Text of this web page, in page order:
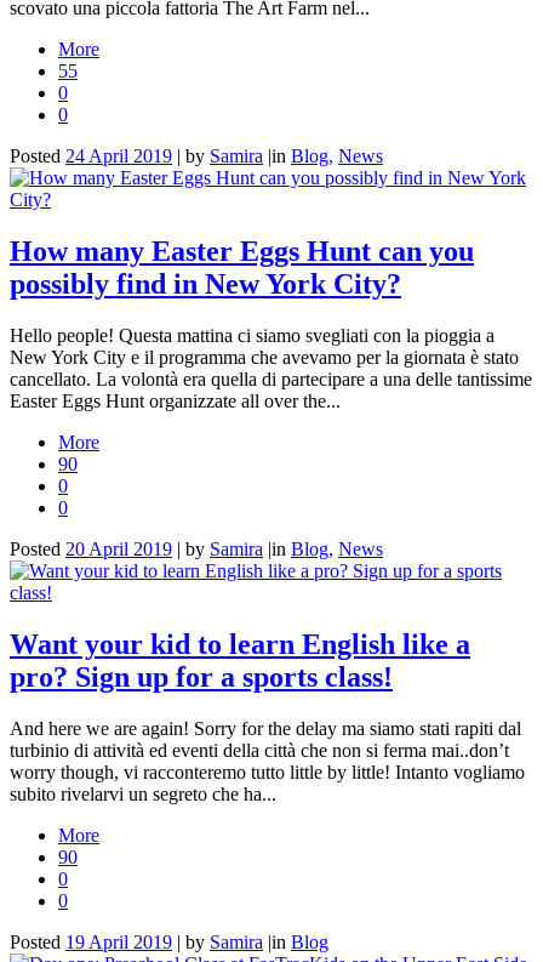
scovato una piccola fattoria The Art Farm nel...
More
55
0
0
Posted 24 April 2019 | by Samira |in Blog, News
How many Easter Eggs Hunt can you
possibly find in New York City?
Hello people! Questa mattina ci siamo svegliati con la pioggia a
New York City e il programma che avevamo per la giornata è stato
cancellato. La volontà era quella di partecipare a una delle tantissime
Easter Eggs Hunt organizzate all over the...
More
90
0
0
Posted 20 April 2019 | by Samira |in Blog, News
Want your kid to learn English like a
pro? Sign up for a sports class!
And here we are again! Sorry for the delay ma siamo stati rapiti dal
turbinio di attività ed eventi della città che non si ferma mai..don’t
worry though, vi racconteremo tutto little by little! Intanto vogliamo
subito rivelarvi un segreto che ha...
More
90
0
0
Posted 19 April 2019 | by Samira |in Blog